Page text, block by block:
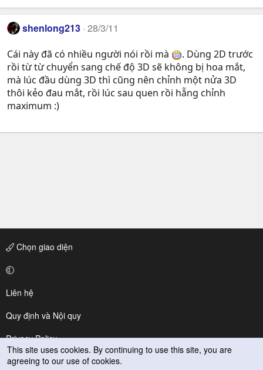
shenlong213 28/3/11
Cái này đã có nhiều người nói rồi mà
. Dùng 2D trước
rồi từ từ chuyển sang chế độ 3D sẽ không bị hoa mắt,
mà lúc đầu dùng 3D thì cũng nên chỉnh một nửa 3D
thôi kẻo đau mắt, rồi lúc sau quen rồi hẵng chỉnh
maximum :)
Chọn giao diện
Liên hệ
Quy định và Nội quy
Privacy Policy
Trợ giúp
This site uses cookies. By continuing to use this site, you are
agreeing to our use of cookies.